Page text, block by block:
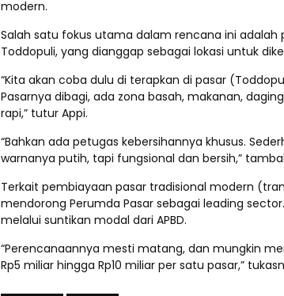
modern.
Salah satu fokus utama dalam rencana ini adalah
Toddopuli, yang dianggap sebagai lokasi untuk
“Kita akan coba dulu di terapkan di pasar
Pasarnya dibagi, ada zona basah, makanan,
rapi,” tutur Appi.
“Bahkan ada petugas kebersihannya khusus.
warnanya putih, tapi fungsional dan bersih,”
Terkait pembiayaan pasar tradisional modern
mendorong Perumda Pasar sebagai leading
melalui suntikan modal dari APBD.
“Perencanaannya mesti matang, dan mungkin
Rp5 miliar hingga Rp10 miliar per satu pasar,”